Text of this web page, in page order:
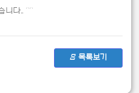
니다.. ^^
Ξ 목록보기